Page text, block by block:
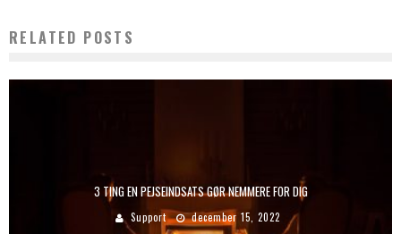
RELATED POSTS
3 TING EN PEJSEINDSATS GØR NEMMERE FOR DIG
Support december 15, 2022